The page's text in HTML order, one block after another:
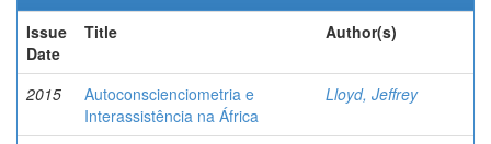
Issue
Date
Title Author(s)
2015
Autoconscienciometria e
Interassistência na África
Lloyd, Jeffrey